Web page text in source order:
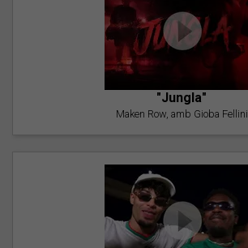
"Jungla"
Maken Row, amb Gioba Fellini